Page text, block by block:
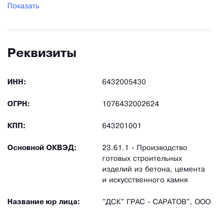
Показать
Реквизиты
ИНН: 6432005430
ОГРН: 1076432002624
КПП: 643201001
Основной ОКВЭД:
23.61.1 - Производство
готовых строительных
изделий из бетона, цемента
и искусственного камня
Название юр лица: "ДСК" ГРАС - САРАТОВ", ООО